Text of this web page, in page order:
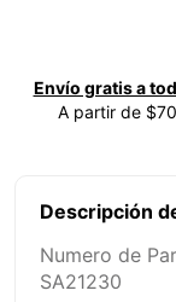
Envío gratis a
A partir de
Descripción
Numero de
SA21230